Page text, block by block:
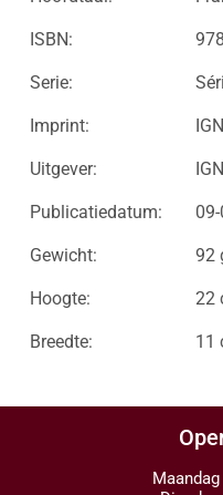
ISBN:
Serie:
Imprint: IGN
Uitgever: IGN
Publicatiedatum:
Gewicht: 92
Hoogte: 22
Breedte: 11
Maandag